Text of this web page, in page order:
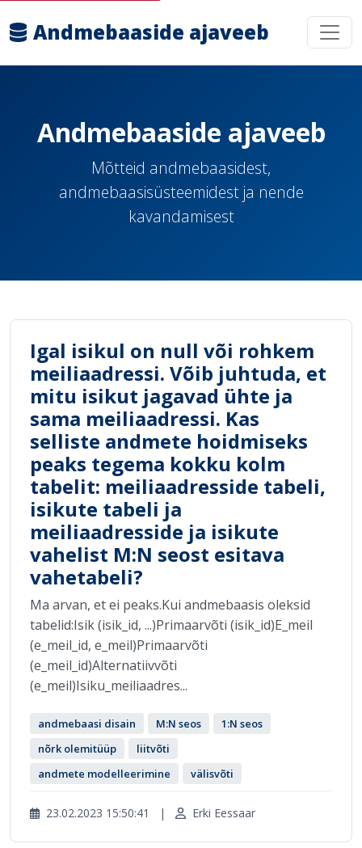
Andmebaaside ajaveeb
Andmebaaside ajaveeb
Mõtteid andmebaasidest,
andmebaasisüsteemidest ja nende
kavandamisest
Igal isikul on null või rohkem
meiliaadressi. Võib juhtuda, et
mitu isikut jagavad ühte ja
sama meiliaadressi. Kas
selliste andmete hoidmiseks
peaks tegema kokku kolm
tabelit: meiliaadresside tabeli,
isikute tabeli ja
meiliaadresside ja isikute
vahelist M:N seost esitava
vahetabeli?
Ma arvan, et ei peaks.Kui andmebaasis oleksid
tabelid:Isik (isik_id, ...)Primaarvõti (isik_id)E_meil
(e_meil_id, e_meil)Primaarvõti
(e_meil_id)Alternatiivvõti
(e_meil)Isiku_meiliaadres...
andmebaasi disain M:N seos
1:N seos
nõrk olemitüüp
liitvõti
andmete modelleerimine
välisvõti
23.02.2023 15:50:41 | Erki Eessaar